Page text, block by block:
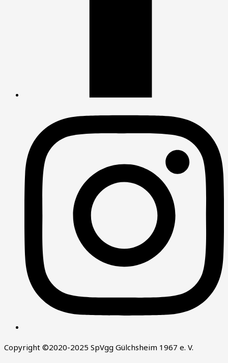
Copyright ©2020-2025 SpVgg Gülchsheim 1967 e. V.